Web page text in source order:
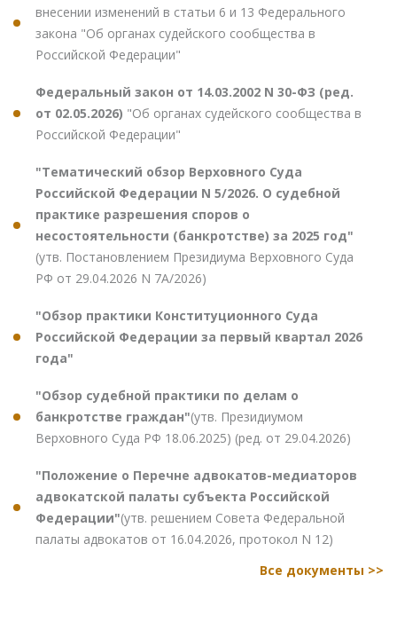
внесении изменений в статьи 6 и 13 Федерального
закона "Об органах судейского сообщества в
Российской Федерации"
Федеральный закон от 14.03.2002 N 30-ФЗ (ред.
от 02.05.2026) "Об органах судейского сообщества в
Российской Федерации"
"Тематический обзор Верховного Суда
Российской Федерации N 5/2026. О судебной
практике разрешения споров о
несостоятельности (банкротстве) за 2025 год"
(утв. Постановлением Президиума Верховного Суда
РФ от 29.04.2026 N 7А/2026)
"Обзор практики Конституционного Суда
Российской Федерации за первый квартал 2026
года"
"Обзор судебной практики по делам о
банкротстве граждан"(утв. Президиумом
Верховного Суда РФ 18.06.2025) (ред. от 29.04.2026)
"Положение о Перечне адвокатов-медиаторов
адвокатской палаты субъекта Российской
Федерации"(утв. решением Совета Федеральной
палаты адвокатов от 16.04.2026, протокол N 12)
Все документы >>